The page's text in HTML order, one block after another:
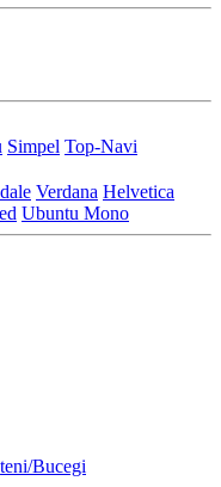
Simpel Top-Navi
Verdana Helvetica
Ubuntu Mono
Bucegi